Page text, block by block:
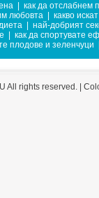
как да отслабнем
любовта
какво
най-добрият
как да спортувате
плодове и зеленчуци
All rights reserved. |